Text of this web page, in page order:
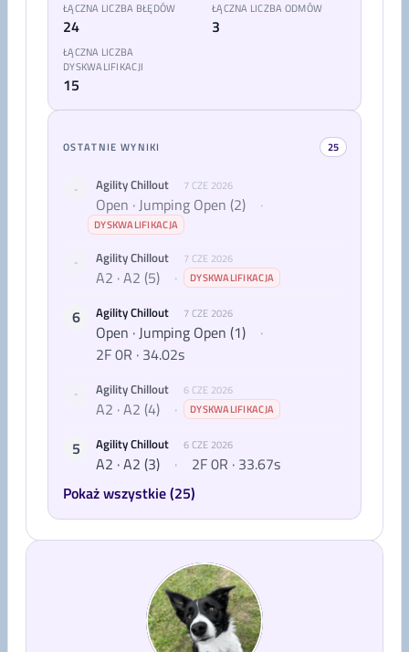
ŁĄCZNA LICZBA BŁĘDÓW
24
ŁĄCZNA LICZBA ODMÓW
3
ŁĄCZNA LICZBA
DYSKWALIFIKACJI
15
OSTATNIE WYNIKI 25
- Agility Chillout 7 CZE 2026
Open · Jumping Open (2) ·
DYSKWALIFIKACJA
- Agility Chillout 7 CZE 2026
A2 · A2 (5) · DYSKWALIFIKACJA
6 Agility Chillout 7 CZE 2026
Open · Jumping Open (1)
·
2F 0R · 34.02s
- Agility Chillout 6 CZE 2026
A2 · A2 (4) · DYSKWALIFIKACJA
5 Agility Chillout 6 CZE 2026
A2 · A2 (3) ·
2F 0R · 33.67s
Pokaż wszystkie (25)